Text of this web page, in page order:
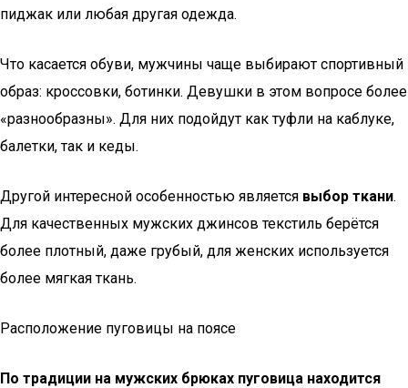
пиджак или любая другая одежда.
Что касается обуви, мужчины чаще выбирают спортивный
образ: кроссовки, ботинки. Девушки в этом вопросе более
«разнообразны». Для них подойдут как туфли на каблуке,
балетки, так и кеды.
Другой интересной особенностью является выбор ткани.
Для качественных мужских джинсов текстиль берётся
более плотный, даже грубый, для женских используется
более мягкая ткань.
Расположение пуговицы на поясе
По традиции на мужских брюках пуговица находится